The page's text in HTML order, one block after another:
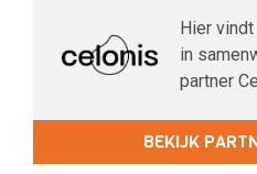
Hier
in
partner
BEKIJK